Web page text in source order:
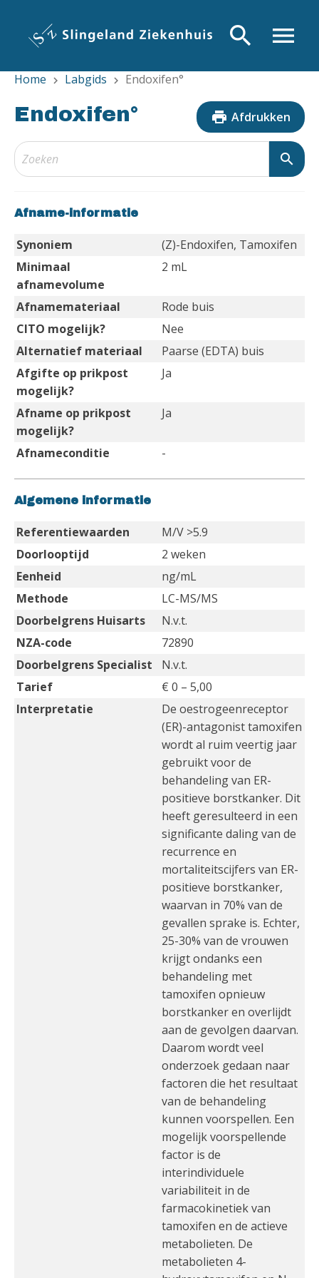
inhoud
menu
search
Home chevron_right Labgids chevron_right Endoxifen°
Endoxifen° print Afdrukken
search
Afname-informatie
Synoniem
(Z)-Endoxifen, Tamoxifen
Minimaal
afnamevolume
2 mL
Afnamemateriaal
Rode buis
CITO mogelijk?
Nee
Alternatief materiaal
Paarse (EDTA) buis
Afgifte op prikpost
mogelijk?
Ja
Afname op prikpost
mogelijk?
Ja
Afnameconditie -
Algemene informatie
Referentiewaarden
M/V >5.9
Doorlooptijd
2 weken
Eenheid
ng/mL
Methode
LC-MS/MS
Doorbelgrens Huisarts
N.v.t.
NZA-code
72890
Doorbelgrens Specialist
N.v.t.
Tarief
€ 0 – 5,00
Interpretatie
De oestrogeenreceptor
(ER)-antagonist tamoxifen
wordt al ruim veertig jaar
gebruikt voor de
behandeling van ER-
positieve borstkanker. Dit
heeft geresulteerd in een
significante daling van de
recurrence en
mortaliteitscijfers van ER-
positieve borstkanker,
waarvan in 70% van de
gevallen sprake is. Echter,
25-30% van de vrouwen
krijgt ondanks een
behandeling met
tamoxifen opnieuw
borstkanker en overlijdt
aan de gevolgen daarvan.
Daarom wordt veel
onderzoek gedaan naar
factoren die het resultaat
van de behandeling
kunnen voorspellen. Een
mogelijk voorspellende
factor is de
interindividuele
variabiliteit in de
farmacokinetiek van
tamoxifen en de actieve
metabolieten. De
metabolieten 4-